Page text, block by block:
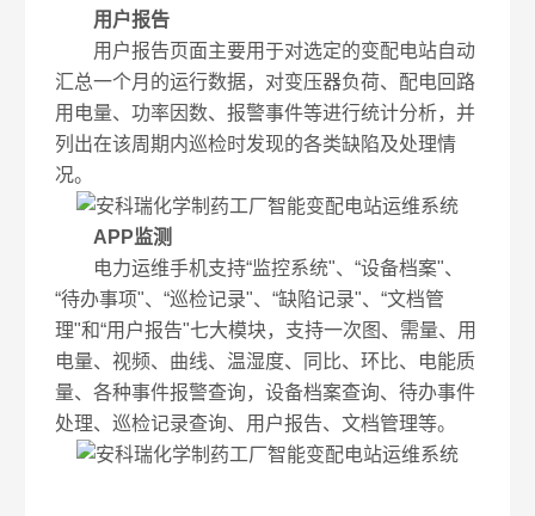
用户报告
用户报告页面主要用于对选定的变配电站自动
汇总一个月的运行数据，对变压器负荷、配电回路
用电量、功率因数、报警事件等进行统计分析，并
列出在该周期内巡检时发现的各类缺陷及处理情
况。
APP监测
电力运维手机支持“监控系统"、“设备档案"、
“待办事项"、“巡检记录"、“缺陷记录"、“文档管
理"和“用户报告"七大模块，支持一次图、需量、用
电量、视频、曲线、温湿度、同比、环比、电能质
量、各种事件报警查询，设备档案查询、待办事件
处理、巡检记录查询、用户报告、文档管理等。